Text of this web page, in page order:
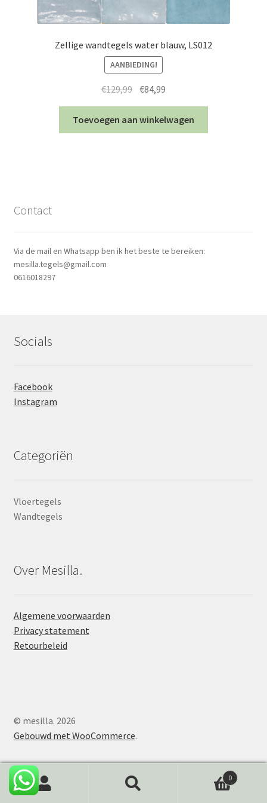
Zellige wandtegels water blauw, LS012
AANBIEDING!
€129,99 Oorspronkelijke
prijs
was:
€129,99.
€84,99
prijs
is:
€84,99.
Toevoegen aan winkelwagen
Contact
Via de mail en Whatsapp ben ik het beste te bereiken:
mesilla.tegels@gmail.com
0616018297
Socials
Facebook
Instagram
Categoriën
Vloertegels
Wandtegels
Over Mesilla.
Algemene voorwaarden
Privacy statement
Retourbeleid
© mesilla. 2026
Gebouwd met WooCommerce.
Zoeken
Zoeken
0